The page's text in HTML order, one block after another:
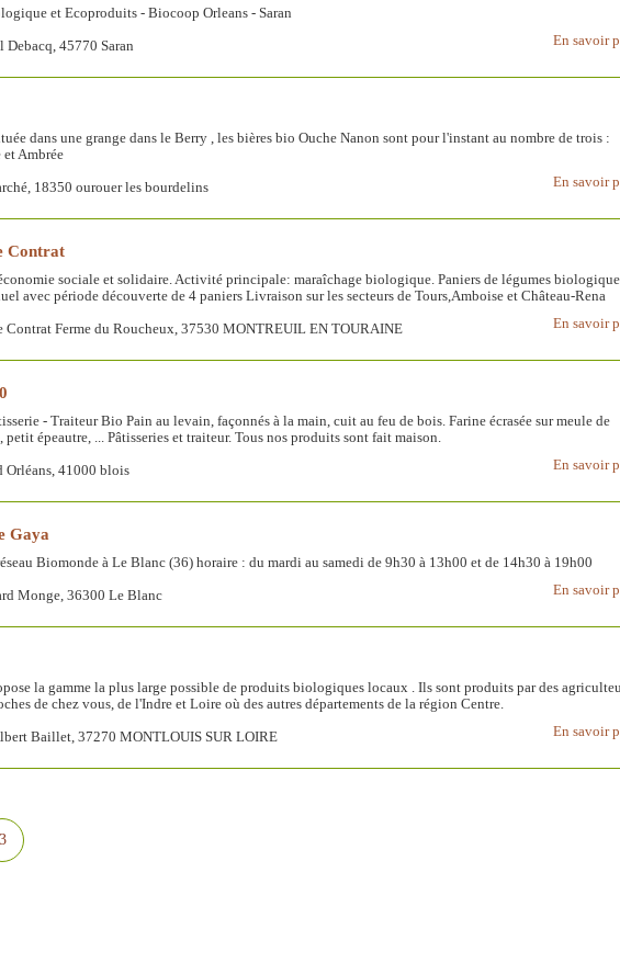
et Ecoproduits - Biocoop Orleans - Saran
En savoir
Debacq, 45770 Saran
dans une grange dans le Berry , les bières bio Ouche Nanon sont pour l'instant au nombre de trois :
et Ambrée
En savoir
18350 ourouer les bourdelins
Contrat
sociale et solidaire. Activité principale: maraîchage biologique. Paniers de légumes
avec période découverte de 4 paniers Livraison sur les secteurs de Tours,Amboise et Château-Rena
En savoir
Contrat Ferme du Roucheux, 37530 MONTREUIL EN TOURAINE
- Traiteur Bio Pain au levain, façonnés à la main, cuit au feu de bois. Farine écrasée sur meule de
petit épeautre, ... Pâtisseries et traiteur. Tous nos produits sont fait maison.
En savoir
Orléans, 41000 blois
Gaya
Biomonde à Le Blanc (36) horaire : du mardi au samedi de 9h30 à 13h00 et de 14h30 à 19h00
En savoir
Monge, 36300 Le Blanc
la gamme la plus large possible de produits biologiques locaux . Ils sont produits par des
de chez vous, de l'Indre et Loire où des autres départements de la région Centre.
En savoir
Baillet, 37270 MONTLOUIS SUR LOIRE
3